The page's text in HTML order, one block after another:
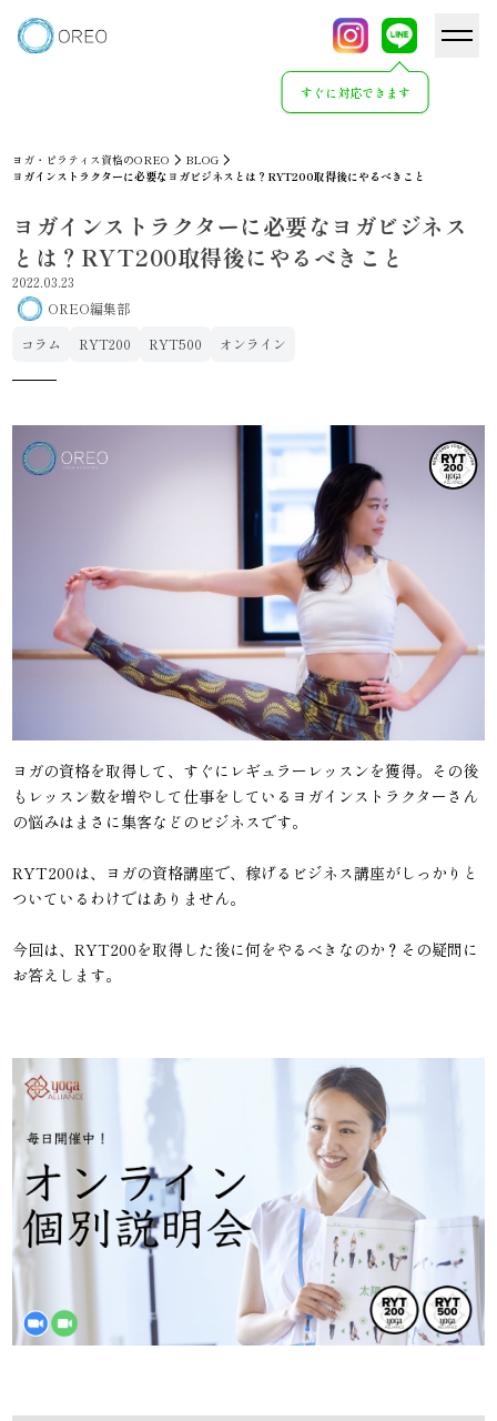
すぐに対応できます
ヨガ・ピラティス資格のOREO
BLOG
ヨガインストラクターに必要なヨガビジネスとは？RYT200取得後にやるべきこと
ヨガインストラクターに必要なヨガビジネス
とは？RYT200取得後にやるべきこと
2022.03.23
OREO編集部
コラム
RYT200 RYT500 オンライン
ヨガの資格を取得して、すぐにレギュラーレッスンを獲得。その後
もレッスン数を増やして仕事をしているヨガインストラクターさん
の悩みはまさに集客などのビジネスです。
RYT200は、ヨガの資格講座で、稼げるビジネス講座がしっかりと
ついているわけではありません。
今回は、RYT200を取得した後に何をやるべきなのか？その疑問に
お答えします。